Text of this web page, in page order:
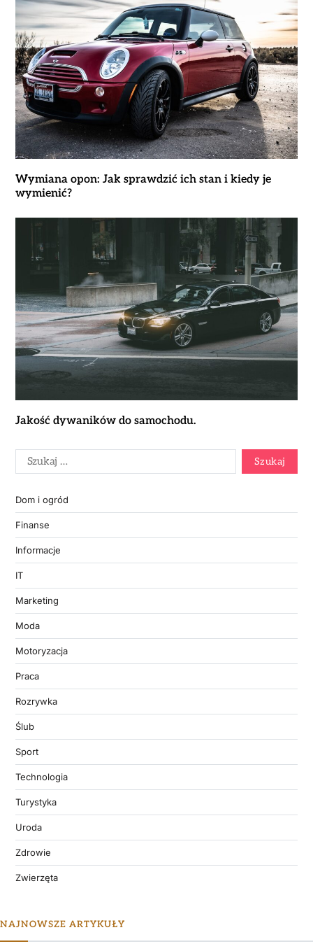
Wymiana opon: Jak sprawdzić ich stan i kiedy je
wymienić?
Jakość dywaników do samochodu.
Dom i ogród
Finanse
Informacje
IT
Marketing
Moda
Motoryzacja
Praca
Rozrywka
Ślub
Sport
Technologia
Turystyka
Uroda
Zdrowie
Zwierzęta
NAJNOWSZE ARTYKUŁY